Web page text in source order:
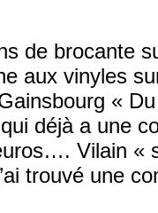
de brocante
aux vinyles
«
déjà a une
Vilain «
trouvé une